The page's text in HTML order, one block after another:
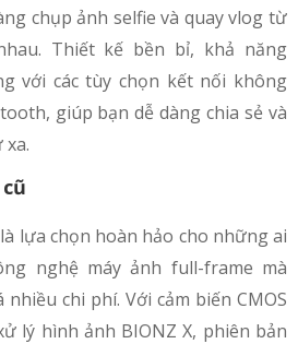
chụp ảnh selfie và quay vlog từ
Thiết kế bền bỉ, khả năng
với các tùy chọn kết nối không
giúp bạn dễ dàng chia sẻ và
lựa chọn hoàn hảo cho những ai
nghệ máy ảnh full-frame mà
chi phí. Với cảm biến CMOS
lý hình ảnh BIONZ X, phiên bản